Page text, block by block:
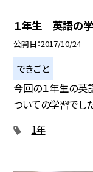
１年生 英語の
公開日 2017/10/24
できごと
今回の１年生の英
ついての学習でし
1年